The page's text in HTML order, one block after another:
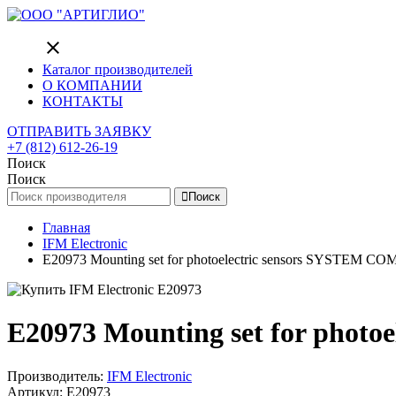
close
Каталог производителей
О КОМПАНИИ
КОНТАКТЫ
ОТПРАВИТЬ ЗАЯВКУ
+7 (812) 612-26-19
Поиск
Поиск
Поиск
Главная
IFM Electronic
E20973 Mounting set for photoelectric sensors SYSTEM
E20973 Mounting set for
Производитель: IFM Electronic
Артикул: E20973